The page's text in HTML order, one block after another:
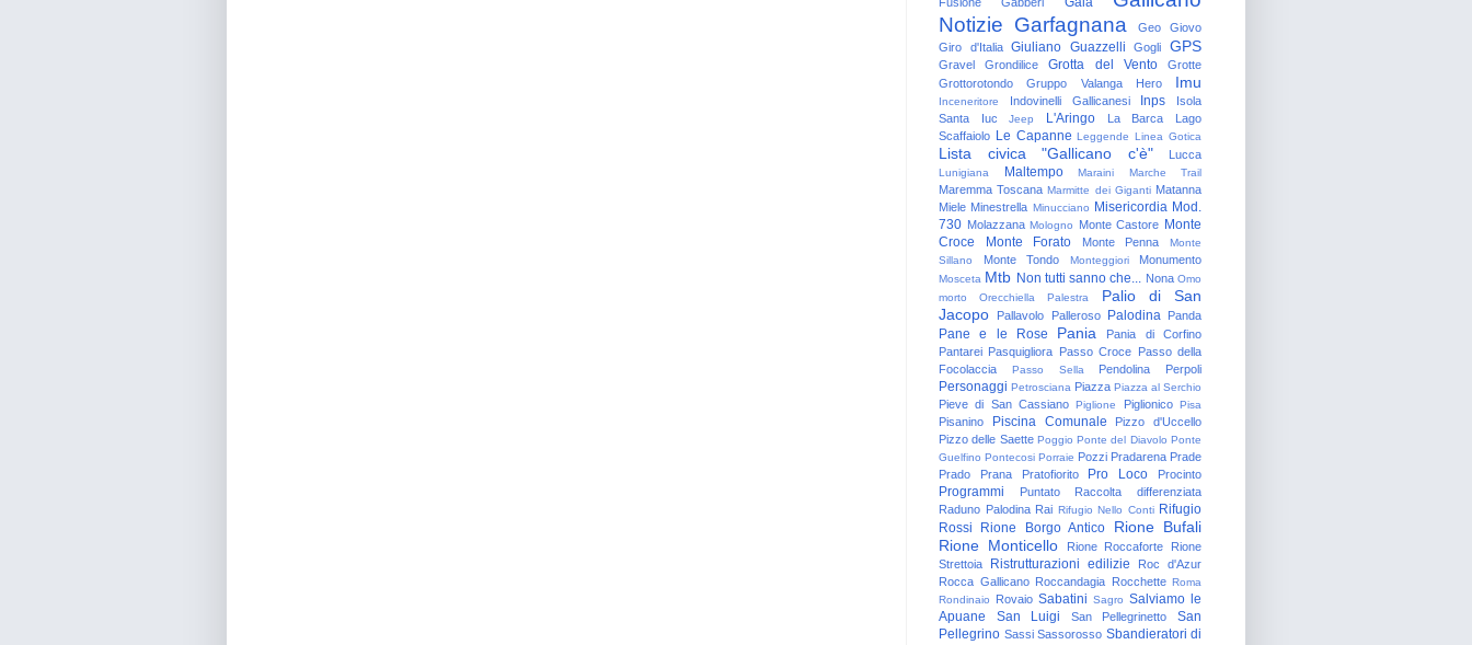
Notizie Garfagnana Geo
Giovo
Giro d'Italia
Giuliano Guazzelli Gogli GPS
Gravel Grondilice Grotta del Vento
Grotte
Grottorotondo
Gruppo Valanga Hero Imu
Inceneritore Indovinelli Gallicanesi Inps
Isola
Santa
Iuc Jeep L'Aringo La Barca
Lago
Scaffaiolo Le Capanne Leggende Linea Gotica
Lista civica "Gallicano c'è" Lucca
Lunigiana Maltempo Maraini Marche Trail
Maremma Toscana Marmitte dei Giganti Matanna
Miele Minestrella Minucciano Misericordia Mod.
730 Molazzana Mologno Monte Castore Monte
Croce
Monte Forato Monte Penna
Monte
Sillano
Monte Tondo Monteggiori Monumento
Mosceta Mtb Non tutti sanno che... Nona Omo
morto
Orecchiella Palestra
Palio di San
Jacopo
Pallavolo Palleroso Palodina Panda
Pane e le Rose Pania
Pania di Corfino
Pantarei Pasquigliora Passo Croce Passo della
Focolaccia
Passo Sella Pendolina Perpoli
Personaggi Petrosciana Piazza Piazza al Serchio
Pieve di San Cassiano Piglione Piglionico Pisa
Pisanino Piscina Comunale
Pizzo d'Uccello
Pizzo delle Saette Poggio Ponte del Diavolo Ponte
Guelfino Pontecosi Porraie Pozzi Pradarena Prade
Prado
Prana Pratofiorito Pro Loco Procinto
Programmi Puntato
Raccolta differenziata
Raduno Palodina Rai Rifugio Nello Conti Rifugio
Rossi
Rione Borgo Antico
Rione Bufali
Rione Monticello
Rione Roccaforte
Rione
Strettoia
Ristrutturazioni edilizie
Roc d'Azur
Rocca Gallicano Roccandagia Rocchette Roma
Rondinaio
Rovaio Sabatini Sagro Salviamo le
Apuane
San Luigi San Pellegrinetto
San
Pellegrino Sassi Sassorosso Sbandieratori di